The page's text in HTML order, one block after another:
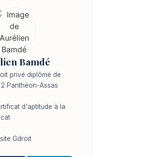
Bamdé
privé diplômé de
Panthéon-Assas
d'aptitude à la
Gdroit